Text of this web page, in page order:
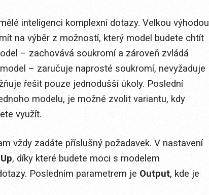
inteligenci komplexní dotazy. Velkou výhodou
na výběr z možností, který model budete chtít
– zachovává soukromí a zároveň zvládá
– zaručuje naprosté soukromí, nevyžaduje
řešit pouze jednodušší úkoly. Poslední
modelu, je možné zvolit variantu, kdy
využít.
vždy zadáte příslušný požadavek. V nastavení
, díky které budete moci s modelem
Posledním parametrem je Output, kde je